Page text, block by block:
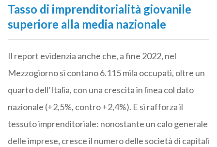
Tasso di imprenditorialità giovanile
superiore alla media nazionale
Il report evidenzia anche che, a fine 2022, nel
Mezzogiorno si contano 6.115 mila occupati, oltre un
quarto dell’Italia, con una crescita in linea col dato
nazionale (+2,5%, contro +2,4%). E si rafforza il
tessuto imprenditoriale: nonostante un calo generale
delle imprese,cresce il numero delle società di capitali